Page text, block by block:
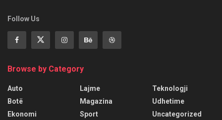
Follow Us
Browse by Category
Auto
Botë
Ekonomi
Lajme
Magazina
Sport
Teknologji
Udhetime
Uncategorized